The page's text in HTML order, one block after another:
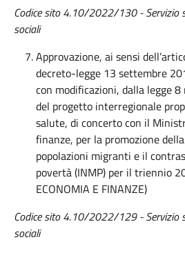
Codice sito 4.10/2022/130 -Servizio
sociali
Approvazione, ai sensi
decreto-legge 13 settembre
con modificazioni, dalla legge
del progetto interregionale
salute, di concerto con il
finanze, per la promozione
popolazioni migranti e il
povertà (INMP) per il triennio
ECONOMIA E FINANZE)
Codice sito4.10/2022/129 - Servizio
sociali